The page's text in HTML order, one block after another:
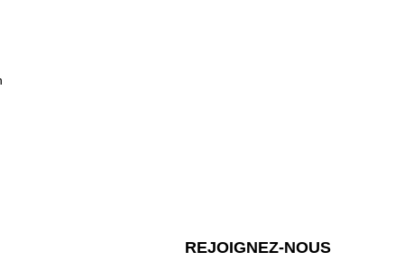
REJOIGNEZ-NOUS